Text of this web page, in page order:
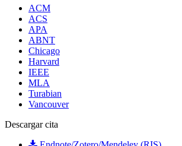
ACM
ACS
APA
ABNT
Chicago
Harvard
IEEE
MLA
Turabian
Vancouver
Descargar cita